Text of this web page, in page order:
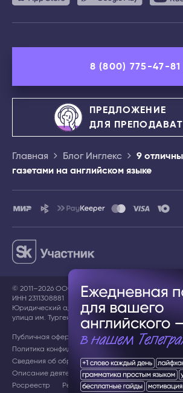
8 (800) 775-47-81
ПРЕДЛОЖЕНИЕ
ДЛЯ
Главная Блог Инглекс
9
газетами на английском языке
© 2011–2026 ООО «ИНГЛЕКС»,
ИНН 2311308881
Юридический адрес: 350078, Краснодарский
улица им. Тургенева, дом 189/6, ЛИТЕР А,
Публичная оферта
Пользовательское
Политика конфиденциальности
Сведения об образовательной организации
Описание деятельности в сфере ИТ
Росреестр
Регистрация в Роспатенте IT